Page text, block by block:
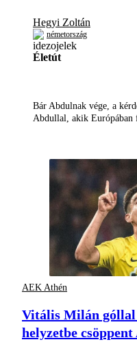
Hegyi Zoltán
németország
Életút
Bár Abdulnak vége, a
Abdullal, akik Európában
AEK Athén
Vitális Milán góllal
helyzetbe